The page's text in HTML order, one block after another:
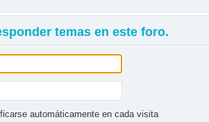
temas en este foro.
automáticamente en cada visita